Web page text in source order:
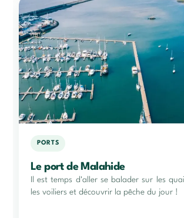
PORTS
Le port de Malahide
Il est temps d'aller se balader sur les
les voiliers et découvrir la pêche du jour !